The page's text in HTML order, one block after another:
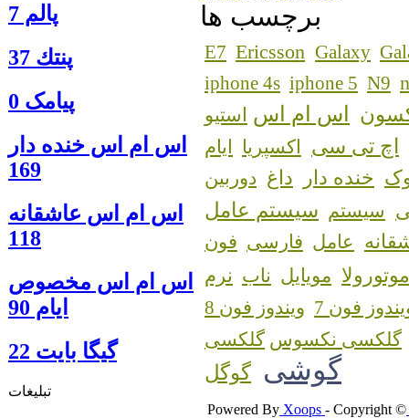
پالم 7
پنتك 37
پیامک 0
اس ام اس خنده دار
169
اس ام اس عاشقانه
118
اس ام اس مخصوص
ایام 90
گيگا بايت 22
تبلیغات
برچسب ها
E7 Ericsson Galaxy
iphone 4s iphone 5 N9
اس ام اس استیو
اچ تی سی اکسپریا ایام
خنده دار داغ دوربین
سیستم سیستم عامل
عامل فارسی فون
موتورولا مویایل ناب نرم
فون 7
ویندوز فون 8
گلکسی نکسوس
گوشی گوگل
Powered By Xoops - Copyright ©